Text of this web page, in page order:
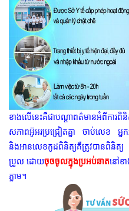
ខាងលើនេះគឺជាបណ្តាពត៌មានអំពីការពិ
សភាពអ៊ូអរប្រជ្រៀតគ្នា ចាប់លេខ អ្ន
និងអានលេខកូដពិនិត្យគឺត្រូវបានពិនិត្យ
ប្រួល ដោយចុចចូលក្នុងប្រអប់ឆាតនៅខ
ភ្លាម។